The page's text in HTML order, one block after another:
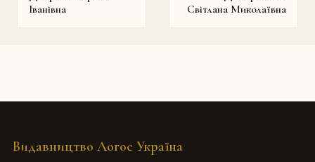
Іванівна
Світлана Миколаївна
Видавництво Логос Україна